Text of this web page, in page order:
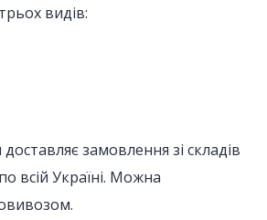
видів:
замовлення зі складів
всій Україні. Можна